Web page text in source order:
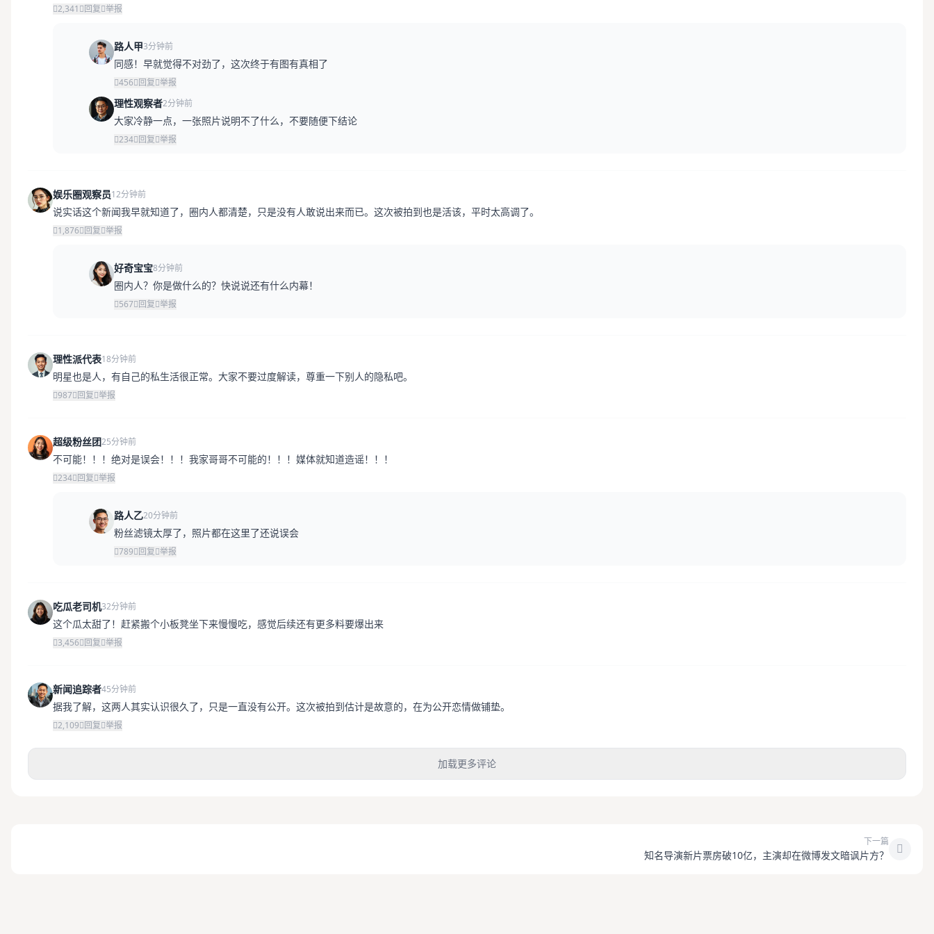
2,341 回复 举报
路人甲3分钟前
同感！早就觉得不对劲了，这次终于有图有真相了
456 回复 举报
理性观察者2分钟前
大家冷静一点，一张照片说明不了什么，不要随便下结论
234 回复 举报
娱乐圈观察员12分钟前
说实话这个新闻我早就知道了，圈内人都清楚，只是没有人敢说出来而已。这次被拍到也是活该，平时太高调了。
1,876 回复 举报
好奇宝宝8分钟前
圈内人？你是做什么的？快说说还有什么内幕！
567 回复 举报
理性派代表18分钟前
明星也是人，有自己的私生活很正常。大家不要过度解读，尊重一下别人的隐私吧。
987 回复 举报
超级粉丝团25分钟前
不可能！！！绝对是误会！！！我家哥哥不可能的！！！媒体就知道造谣！！！
234 回复 举报
路人乙20分钟前
粉丝滤镜太厚了，照片都在这里了还说误会
789 回复 举报
吃瓜老司机32分钟前
这个瓜太甜了！赶紧搬个小板凳坐下来慢慢吃，感觉后续还有更多料要爆出来
3,456 回复 举报
新闻追踪者45分钟前
据我了解，这两人其实认识很久了，只是一直没有公开。这次被拍到估计是故意的，在为公开恋情做铺垫。
2,109 回复 举报
加载更多评论
下一篇
知名导演新片票房破10亿，主演却在微博发文暗讽片方？